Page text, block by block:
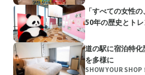
「すべての女性
50年の歴史とト
道の駅に宿泊特
を多様に
SHOW YOUR SHOP！